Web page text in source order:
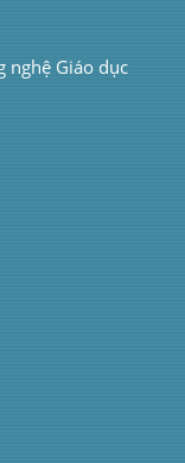
nghệ Giáo dục